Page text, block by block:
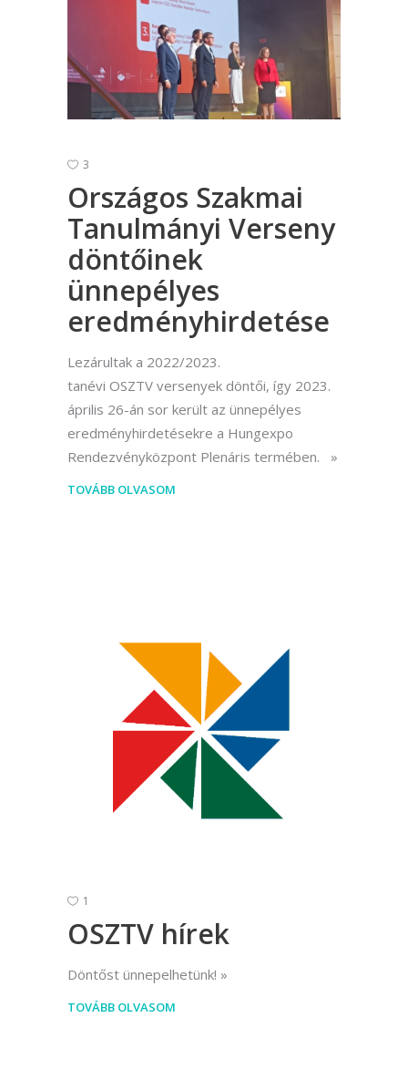
3
Országos Szakmai
Tanulmányi Verseny
döntőinek
ünnepélyes
eredményhirdetése
Lezárultak a 2022/2023.
tanévi OSZTV versenyek döntői, így 2023.
április 26-án sor került az ünnepélyes
eredményhirdetésekre a Hungexpo
Rendezvényközpont Plenáris termében.
TOVÁBB OLVASOM
1
OSZTV hírek
Döntőst ünnepelhetünk!
TOVÁBB OLVASOM